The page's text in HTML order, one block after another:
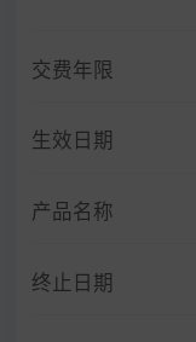
交费年限
生效日期
产品名称
终止日期